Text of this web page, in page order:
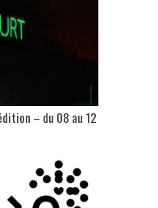
– du 08 au 12